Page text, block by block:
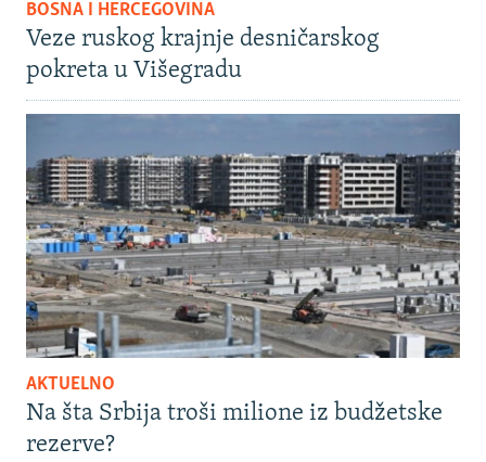
BOSNA I HERCEGOVINA
Veze ruskog krajnje desničarskog
pokreta u Višegradu
AKTUELNO
Na šta Srbija troši milione iz budžetske
rezerve?